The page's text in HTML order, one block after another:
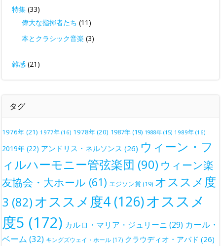
特集 (33)
偉大な指揮者たち (11)
本とクラシック音楽 (3)
雑感 (21)
タグ
1976年 (21) 1977年 (16) 1978年(20) 1987年(19) 1988年 (15) 1989年 (16)
2019年 (22) アンドリス・ネルソンス (26) ウィーン・フ
ィルハーモニー管弦楽団 (90) ウィーン楽
友協会・大ホール (61) エジソン賞(19) オススメ度
3 (82) オススメ度4 (126)オススメ
度5 (172) カルロ・マリア・ジュリーニ (29) カール・
ベーム (32) キングズウェイ・ホール (17) クラウディオ・アバド (26)